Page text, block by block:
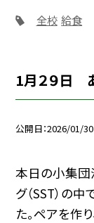
全校 給食
1月２９日
公開日 2026/01/30
本日の小集団
グ（SST）の
た。ペアを作